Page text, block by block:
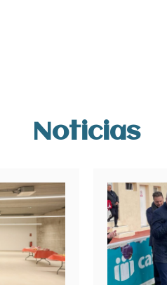
Noticias